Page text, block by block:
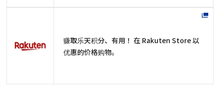
赚取乐天积分、有用！ 在 Rakuten Store 以
优惠的价格购物。